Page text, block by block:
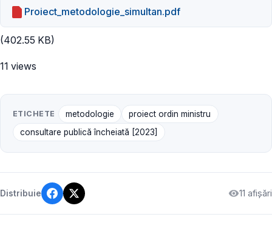
Proiect_metodologie_simultan.pdf
(402.55 KB)
11 views
ETICHETE metodologie
proiect ordin ministru
consultare publică încheiată [2023]
Distribuie 11 afișări